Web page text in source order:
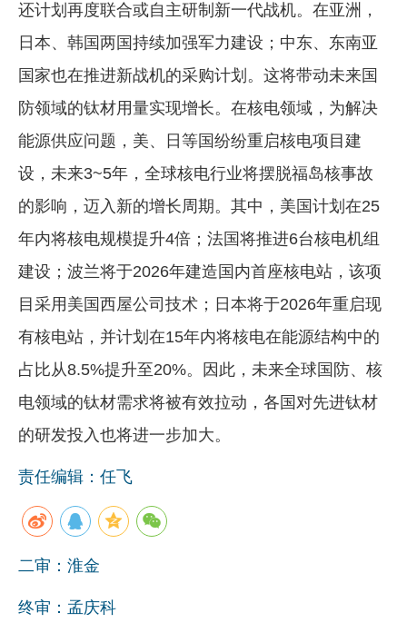
还计划再度联合或自主研制新一代战机。在亚洲，
日本、韩国两国持续加强军力建设；中东、东南亚
国家也在推进新战机的采购计划。这将带动未来国
防领域的钛材用量实现增长。在核电领域，为解决
能源供应问题，美、日等国纷纷重启核电项目建
设，未来3~5年，全球核电行业将摆脱福岛核事故
的影响，迈入新的增长周期。其中，美国计划在25
年内将核电规模提升4倍；法国将推进6台核电机组
建设；波兰将于2026年建造国内首座核电站，该项
目采用美国西屋公司技术；日本将于2026年重启现
有核电站，并计划在15年内将核电在能源结构中的
占比从8.5%提升至20%。因此，未来全球国防、核
电领域的钛材需求将被有效拉动，各国对先进钛材
的研发投入也将进一步加大。
责任编辑：任飞
二审：淮金
终审：孟庆科